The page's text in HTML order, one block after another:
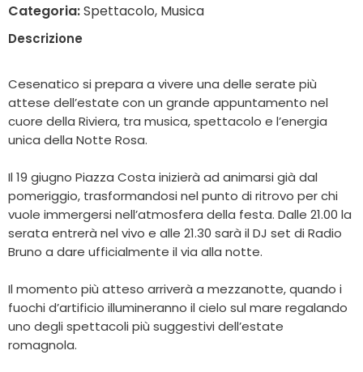
Categoria:Spettacolo, Musica
Descrizione
Cesenatico si prepara a vivere una delle serate più
attese dell’estate con un grande appuntamento nel
cuore della Riviera, tra musica, spettacolo e l’energia
unica della Notte Rosa.
Il 19 giugno Piazza Costa inizierà ad animarsi già dal
pomeriggio, trasformandosi nel punto di ritrovo per chi
vuole immergersi nell’atmosfera della festa. Dalle 21.00 la
serata entrerà nel vivo e alle 21.30 sarà il DJ set di Radio
Bruno a dare ufficialmente il via alla notte.
Il momento più atteso arriverà a mezzanotte, quando i
fuochi d’artificio illumineranno il cielo sul mare regalando
uno degli spettacoli più suggestivi dell’estate
romagnola.